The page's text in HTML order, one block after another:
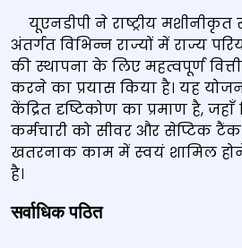
यूएनडीपी ने राष्ट्रीय मशीनीकृत
अंतर्गत विभिन्न राज्यों में राज्य
की स्थापना के लिए महत्वपूर्ण
करने का प्रयास किया है। यह
केंद्रित दृष्टिकोण का प्रमाण है,
कर्मचारी को सीवर और सेप्टिक
खतरनाक काम में स्‍वयं शामिल
है।
सर्वाधिक पठित